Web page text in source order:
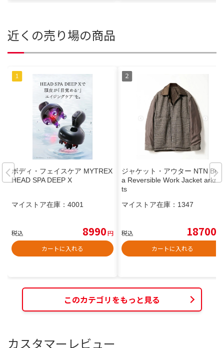
近くの売り場の商品
ボディ・フェイスケア MYTREX
HEAD SPA DEEP X
マイストア在庫： 4001
税込 8990円
カートに入れる
ジャケット・アウター NTN Bet
a Reversible Work Jacket arkne
ts
マイストア在庫： 1347
税込 18700
カートに入れる
このカテゴリをもっと見る
カスタマーレビュー